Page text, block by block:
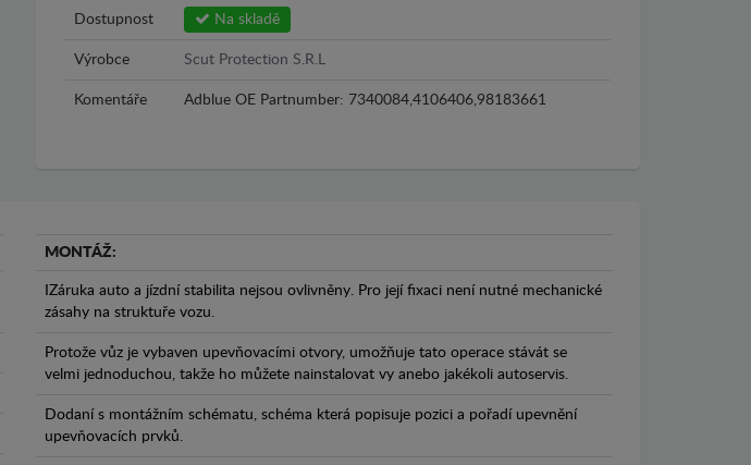
Dostupnost Na skladě
Výrobce Scut Protection S.R.L
Komentáře Adblue OE Partnumber: 7340084,4106406,98183661
MONTÁŽ:
IZáruka auto a jízdní stabilita nejsou ovlivněny. Pro její fixaci není nutné mechanické
zásahy na struktuře vozu.
Protože vůz je vybaven upevňovacími otvory, umožňuje tato operace stávát se
velmi jednoduchou, takže ho můžete nainstalovat vy anebo jakékoli autoservis.
Dodaní s montážním schématu, schéma která popisuje pozici a pořadí upevnění
upevňovacích prvků.